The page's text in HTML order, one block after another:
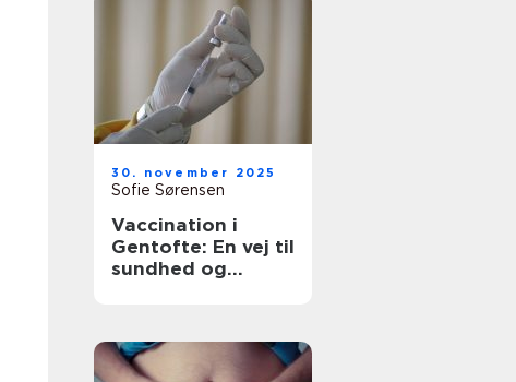
30. november 2025
Sofie Sørensen
Vaccination i
Gentofte: En vej til
sundhed og